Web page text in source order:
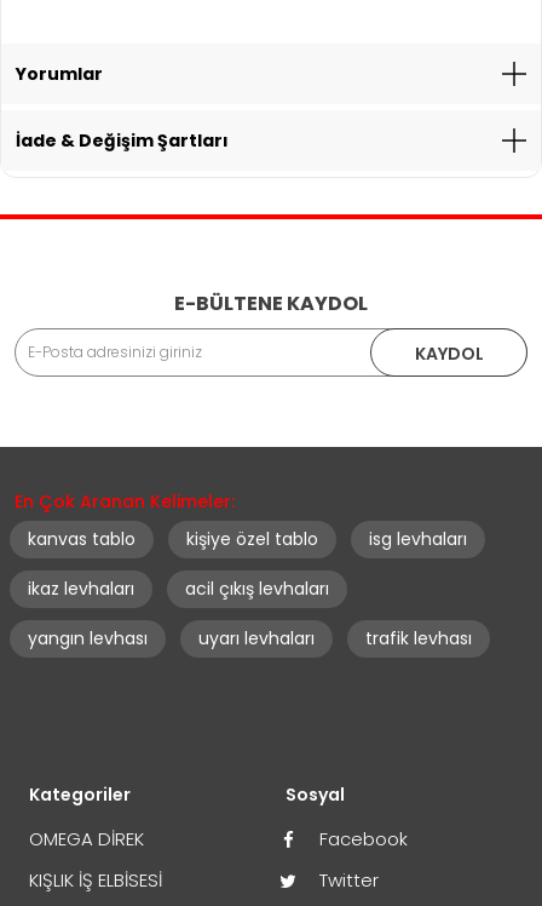
Yorumlar
Adınız Soyadınız
Yorumunuz
Not:HTML'e dönüştürülmez!
İade & Değişim Şartları
Kişiye özel hazırlanan ürünler
(İsim yazılan ürünler, özel ölçü levhalar, özel tasarım
kanvas tablolar, kişiye özel baskılar vb.)
ürünler.
E-BÜLTENE KAYDOL
KAYDOL
En Çok Aranan Kelimeler:
kanvas tablo
kişiye özel tablo isg levhaları
ikaz levhaları acil çıkış levhaları
yangın levhası uyarı levhaları trafik levhası
Kategoriler
OMEGA DİREK
KIŞLIK İŞ ELBİSESİ
Sosyal
Facebook
Twitter